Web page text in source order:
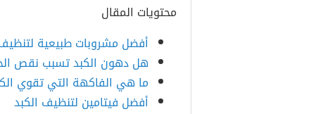
محتويات المقال
أفضل مشروبات طبيعية لتنظيف
هل دهون الكبد تسبب نقص
ما هي الفاكهة التي تقوي
أفضل فيتامين لتنظيف الكبد